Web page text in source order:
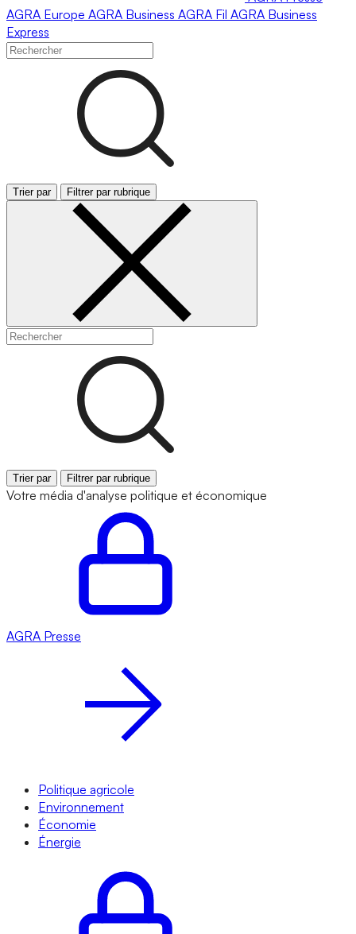
AGRA Europe AGRA Business AGRA Fil AGRA Business
Express
Trier par Filtrer par rubrique
Trier par Filtrer par rubrique
Votre média d'analyse politique et économique
AGRA Presse
Politique agricole
Environnement
Économie
Énergie